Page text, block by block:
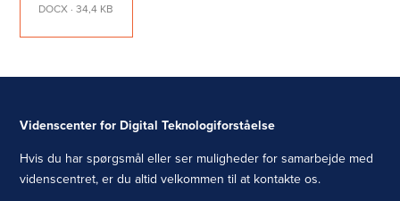
DOCX · 34,4 KB
Videnscenter for Digital Teknologiforståelse
Hvis du har spørgsmål eller ser muligheder for samarbejde med
videnscentret, er du altid velkommen til at kontakte os.